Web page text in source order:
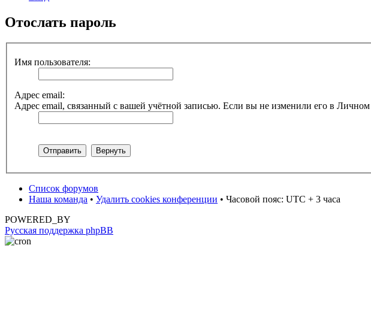
Отослать пароль
Имя пользователя:
Адрес email:
Адрес email, связанный с вашей учётной записью. Если вы не изменили его в Личном
Список форумов
Наша команда • Удалить cookies конференции • Часовой пояс: UTC + 3 часа
POWERED_BY
Русская поддержка phpBB